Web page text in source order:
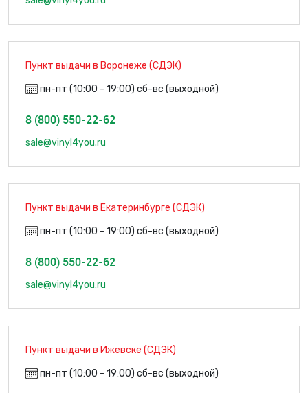
Пункт выдачи в Воронеже (СДЭК)
пн-пт (10:00 - 19:00) сб-вс (выходной)
8 (800) 550-22-62
sale@vinyl4you.ru
Пункт выдачи в Екатеринбурге (СДЭК)
пн-пт (10:00 - 19:00) сб-вс (выходной)
8 (800) 550-22-62
sale@vinyl4you.ru
Пункт выдачи в Ижевске (СДЭК)
пн-пт (10:00 - 19:00) сб-вс (выходной)